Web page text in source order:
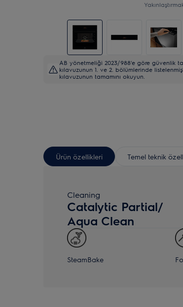
AB yönetmeliği 2023/988'e göre güvenlik
kılavuzunun 1. ve 2. bölümlerinde
kılavuzunun tamamını okuyun.
Ürün özellikleri Temel teknik
Cleaning
Catalytic Partial/
Aqua Clean
SteamBake